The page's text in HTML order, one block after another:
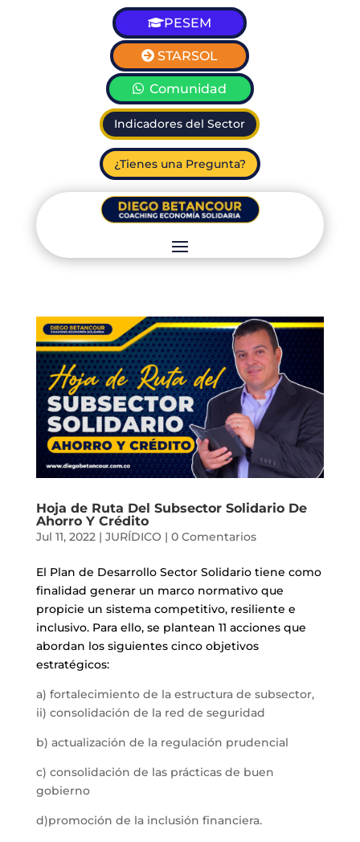
PESEM
STARSOL
Comunidad
Indicadores del Sector
¿Tienes una Pregunta?
Hoja de Ruta Del Subsector Solidario De
Ahorro Y Crédito
Jul 11, 2022| JURÍDICO | 0 Comentarios
El Plan de Desarrollo Sector Solidario tiene como
finalidad generar un marco normativo que
propicie un sistema competitivo, resiliente e
inclusivo. Para ello, se plantean 11 acciones que
abordan los siguientes cinco objetivos
estratégicos:
a) fortalecimiento de la estructura de subsector,
ii) consolidación de la red de seguridad
b) actualización de la regulación prudencial
c) consolidación de las prácticas de buen
gobierno
d)promoción de la inclusión financiera.